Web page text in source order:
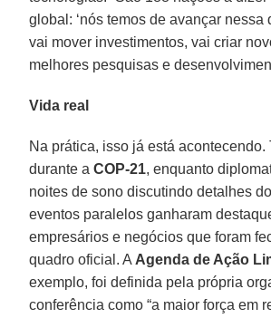
global: ‘nós temos de avançar nessa
vai mover investimentos, vai criar
melhores pesquisas e
Vida real
Na prática, isso já está acontecendo.
durante aCOP-21, enquanto
noites de sono discutindo detalhes
eventos paralelos ganharam
empresários e negócios que foram
quadro oficial. A Agenda de Ação
exemplo, foi definida pela própria
conferência como “a maior força em